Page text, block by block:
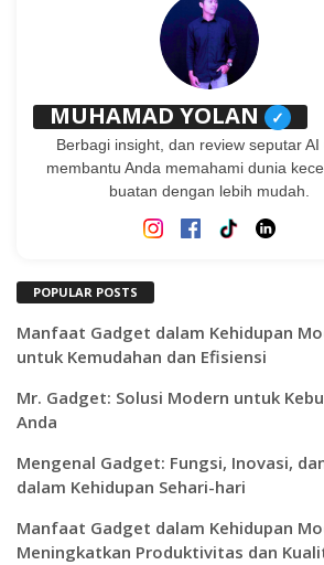
MUHAMAD YOLAN ✓
Berbagi insight, dan review seputar AI
membantu Anda memahami dunia
buatan dengan lebih mudah.
POPULAR POSTS
Manfaat Gadget dalam Kehidupan
untuk Kemudahan dan Efisiensi
Mr. Gadget: Solusi Modern untuk
Anda
Mengenal Gadget: Fungsi, Inovasi,
dalam Kehidupan Sehari-hari
Manfaat Gadget dalam Kehidupan
Meningkatkan Produktivitas dan